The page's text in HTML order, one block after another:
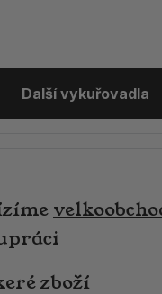
Další vykuřovadla
zboží